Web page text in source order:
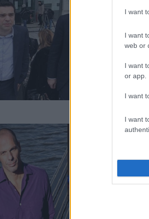
I want
I want
web or
I want
or app.
I want
I want